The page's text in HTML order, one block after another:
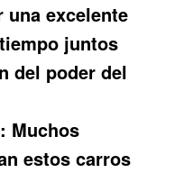
una excelente
juntos
del poder del
Muchos
estos carros